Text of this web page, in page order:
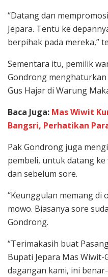
“Datang dan
Jepara. Tentu ke
berpihak pada mereka,”
Sementara itu, pemilik
Gondrong
Gus Hajar di Warung
Baca Juga: Mas Wiwit
Bangsri, Perhatikan
Pak Gondrong juga
pembeli, untuk datang
dan sebelum sore.
“Keunggulan memang di
mowo. Biasanya sore
Gondrong.
“Terimakasih buat
Bupati Jepara Mas
dagangan kami, ini